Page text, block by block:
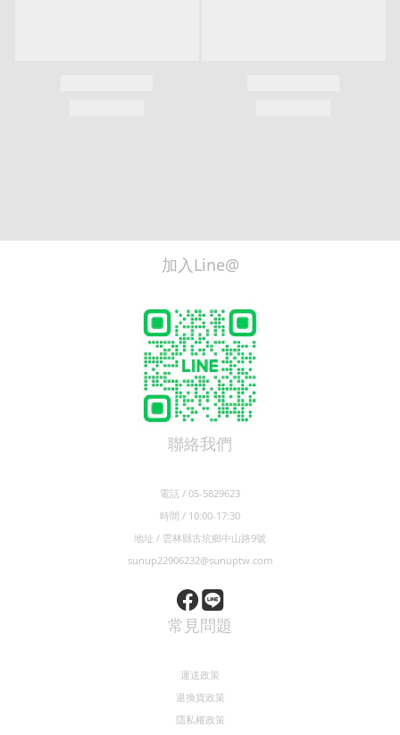
加入Line@
聯絡我們
電話 / 05-5829623
時間 / 10:00-17:30
地址 / 雲林縣古坑鄉中山路9號
sunup22906232@sunuptw.com
常見問題
運送政策
退換貨政策
隱私權政策